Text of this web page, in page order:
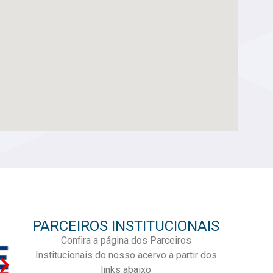
PARCEIROS INSTITUCIONAIS
Confira a página dos Parceiros
Institucionais do nosso acervo a partir dos
links abaixo